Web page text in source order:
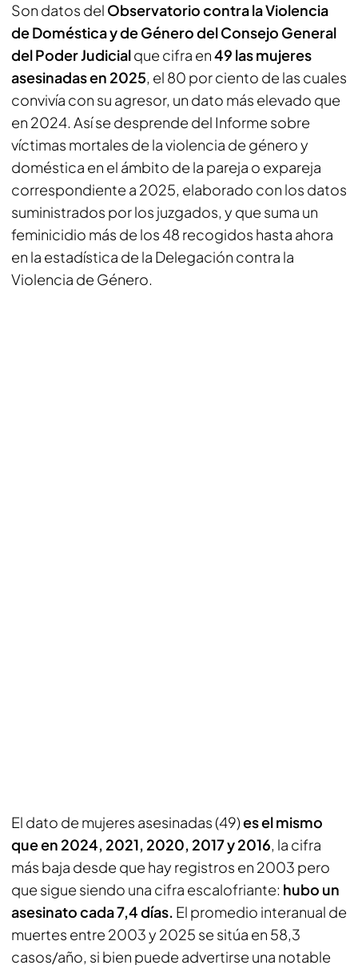
Son datos del Observatorio contra la Violencia
de Doméstica y de Género del Consejo General
del Poder Judicialque cifra en49 las mujeres
asesinadas en 2025, el 80 por ciento de las cuales
convivía con su agresor, un dato más elevado que
en 2024. Así se desprende del Informe sobre
víctimas mortales de la violencia de género y
doméstica en el ámbito de la pareja o expareja
correspondiente a 2025, elaborado con los datos
suministrados por los juzgados, y que suma un
feminicidio más de los 48 recogidos hasta ahora
en la estadística de la Delegación contra la
Violencia de Género.
El dato de mujeres asesinadas (49)es el mismo
que en 2024, 2021, 2020, 2017 y 2016, la cifra
más baja desde que hay registros en 2003 pero
que sigue siendo una cifra escalofriante: hubo un
asesinato cada 7,4 días. El promedio interanual de
muertes entre 2003 y 2025 se sitúa en 58,3
casos/año, si bien puede advertirse una notable